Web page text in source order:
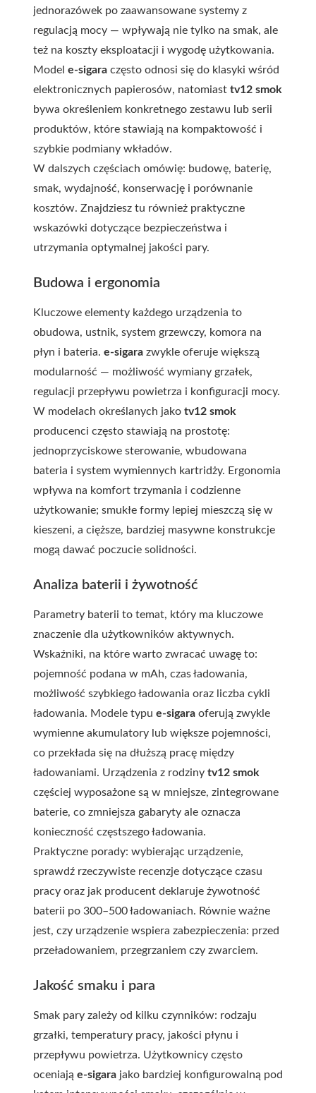
jednorazówek po zaawansowane systemy z
regulacją mocy — wpływają nie tylko na smak, ale
też na koszty eksploatacji i wygodę użytkowania.
Model e-sigara często odnosi się do klasyki wśród
elektronicznych papierosów, natomiast tv12 smok
bywa określeniem konkretnego zestawu lub serii
produktów, które stawiają na kompaktowość i
szybkie podmiany wkładów.
W dalszych częściach omówię: budowę, baterię,
smak, wydajność, konserwację i porównanie
kosztów. Znajdziesz tu również praktyczne
wskazówki dotyczące bezpieczeństwa i
utrzymania optymalnej jakości pary.
Budowa i ergonomia
Kluczowe elementy każdego urządzenia to
obudowa, ustnik, system grzewczy, komora na
płyn i bateria. e-sigara zwykle oferuje większą
modularność — możliwość wymiany grzałek,
regulacji przepływu powietrza i konfiguracji mocy.
W modelach określanych jako tv12 smok
producenci często stawiają na prostotę:
jednoprzyciskowe sterowanie, wbudowana
bateria i system wymiennych kartridży. Ergonomia
wpływa na komfort trzymania i codzienne
użytkowanie; smukłe formy lepiej mieszczą się w
kieszeni, a cięższe, bardziej masywne konstrukcje
mogą dawać poczucie solidności.
Analiza baterii i żywotność
Parametry baterii to temat, który ma kluczowe
znaczenie dla użytkowników aktywnych.
Wskaźniki, na które warto zwracać uwagę to:
pojemność podana w mAh, czas ładowania,
możliwość szybkiego ładowania oraz liczba cykli
ładowania. Modele typu e-sigara oferują zwykle
wymienne akumulatory lub większe pojemności,
co przekłada się na dłuższą pracę między
ładowaniami. Urządzenia z rodziny tv12 smok
częściej wyposażone są w mniejsze, zintegrowane
baterie, co zmniejsza gabaryty ale oznacza
konieczność częstszego ładowania.
Praktyczne porady: wybierając urządzenie,
sprawdź rzeczywiste recenzje dotyczące czasu
pracy oraz jak producent deklaruje żywotność
baterii po 300–500 ładowaniach. Równie ważne
jest, czy urządzenie wspiera zabezpieczenia: przed
przeładowaniem, przegrzaniem czy zwarciem.
Jakość smaku i para
Smak pary zależy od kilku czynników: rodzaju
grzałki, temperatury pracy, jakości płynu i
przepływu powietrza. Użytkownicy często
oceniają e-sigara jako bardziej konfigurowalną pod